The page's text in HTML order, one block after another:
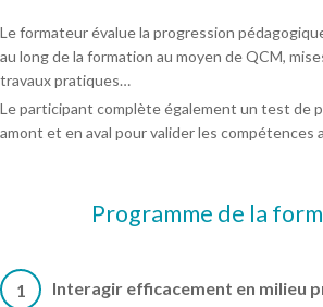
Le formateur évalue la progression
au long de la formation au moyen de QCM,
travaux pratiques…
Le participant complète également un test de
amont et en aval pour valider les compétences
Programme de la
1 Interagir efficacement en milieu